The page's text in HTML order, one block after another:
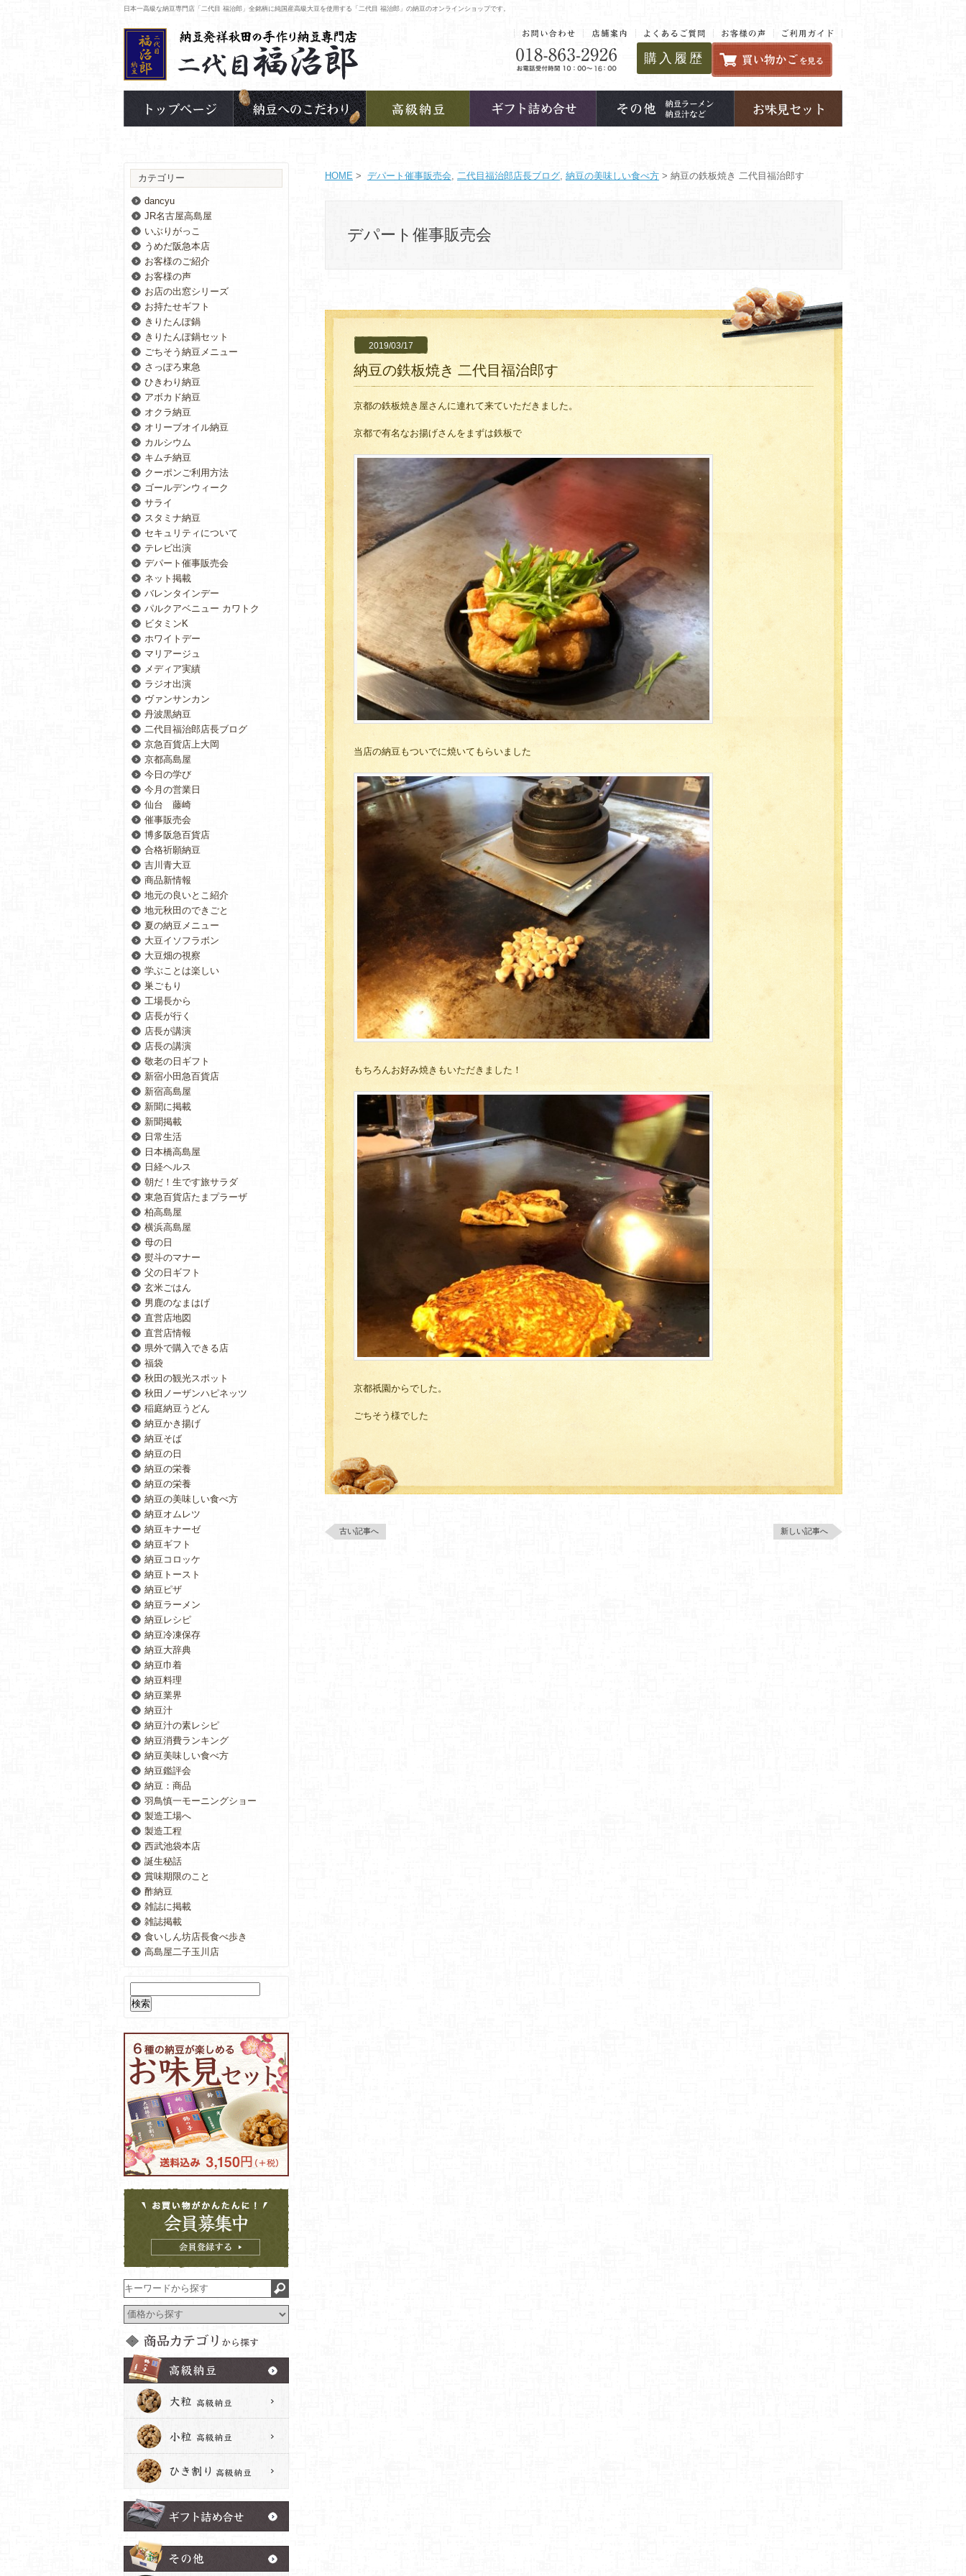
日本一高級な納豆専門店「二代目 福治郎」全銘柄に純国産高級大豆を使用する「二代目 福治郎」の納豆のオンラインショップです。
購入履歴
HOME > デパート催事販売会, 二代目福治郎店長ブログ, 納豆の美味しい食べ方 > 納豆の鉄板焼き 二代目福治郎す
デパート催事販売会
2019/03/17
納豆の鉄板焼き 二代目福治郎す
京都の鉄板焼き屋さんに連れて来ていただきました。
京都で有名なお揚げさんをまずは鉄板で
当店の納豆もついでに焼いてもらいました
もちろんお好み焼きもいただきました！
京都祇園からでした。
ごちそう様でした
古い記事へ 新しい記事へ
カテゴリー
dancyu
JR名古屋高島屋
いぶりがっこ
うめだ阪急本店
お客様のご紹介
お客様の声
お店の出窓シリーズ
お持たせギフト
きりたんぽ鍋
きりたんぽ鍋セット
ごちそう納豆メニュー
さっぽろ東急
ひきわり納豆
アボカド納豆
オクラ納豆
オリーブオイル納豆
カルシウム
キムチ納豆
クーポンご利用方法
ゴールデンウィーク
サライ
スタミナ納豆
セキュリティについて
テレビ出演
デパート催事販売会
ネット掲載
バレンタインデー
パルクアベニュー カワトク
ビタミンK
ホワイトデー
マリアージュ
メディア実績
ラジオ出演
ヴァンサンカン
丹波黒納豆
二代目福治郎店長ブログ
京急百貨店上大岡
京都高島屋
今日の学び
今月の営業日
仙台 藤崎
催事販売会
博多阪急百貨店
合格祈願納豆
吉川青大豆
商品新情報
地元の良いとこ紹介
地元秋田のできごと
夏の納豆メニュー
大豆イソフラボン
大豆畑の視察
学ぶことは楽しい
巣ごもり
工場長から
店長が行く
店長が講演
店長の講演
敬老の日ギフト
新宿小田急百貨店
新宿高島屋
新聞に掲載
新聞掲載
日常生活
日本橋高島屋
日経ヘルス
朝だ！生です旅サラダ
東急百貨店たまプラーザ
柏高島屋
横浜高島屋
母の日
熨斗のマナー
父の日ギフト
玄米ごはん
男鹿のなまはげ
直営店地図
直営店情報
県外で購入できる店
福袋
秋田の観光スポット
秋田ノーザンハピネッツ
稲庭納豆うどん
納豆かき揚げ
納豆そば
納豆の日
納豆の栄養
納豆の栄養
納豆の美味しい食べ方
納豆オムレツ
納豆キナーゼ
納豆ギフト
納豆コロッケ
納豆トースト
納豆ピザ
納豆ラーメン
納豆レシピ
納豆冷凍保存
納豆大辞典
納豆巾着
納豆料理
納豆業界
納豆汁
納豆汁の素レシピ
納豆消費ランキング
納豆美味しい食べ方
納豆鑑評会
納豆：商品
羽鳥慎一モーニングショー
製造工場へ
製造工程
西武池袋本店
誕生秘話
賞味期限のこと
酢納豆
雑誌に掲載
雑誌掲載
食いしん坊店長食べ歩き
高島屋二子玉川店
索: